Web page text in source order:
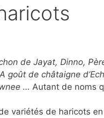
de Jayat, Dinno,
goût de châtaigne
… Autant de noms
variétés de haricots